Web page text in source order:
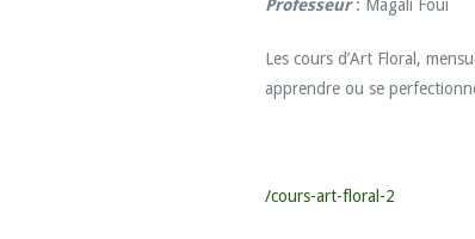
Professeur: Magali Foui
Les cours d’Art Floral,
apprendre ou se
/cours-art-floral-2